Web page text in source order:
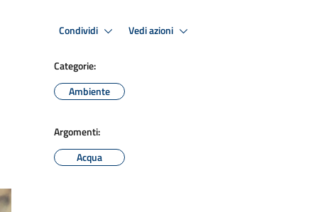
Condividi Vedi azioni
Categorie:
Ambiente
Argomenti:
Acqua